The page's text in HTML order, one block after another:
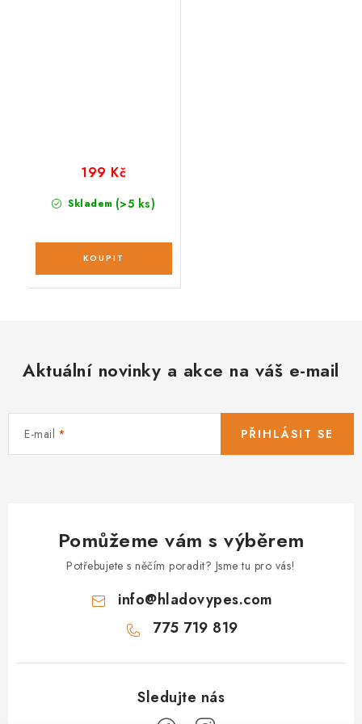
Skladem (>5 ks)
199 Kč
Aktuální novinky a akce na váš e-mail
E-mail PŘIHLÁSIT SE
Pomůžeme vám s výběrem
Potřebujete s něčím poradit? Jsme tu pro vás!
info@hladovypes.com
775 719 819